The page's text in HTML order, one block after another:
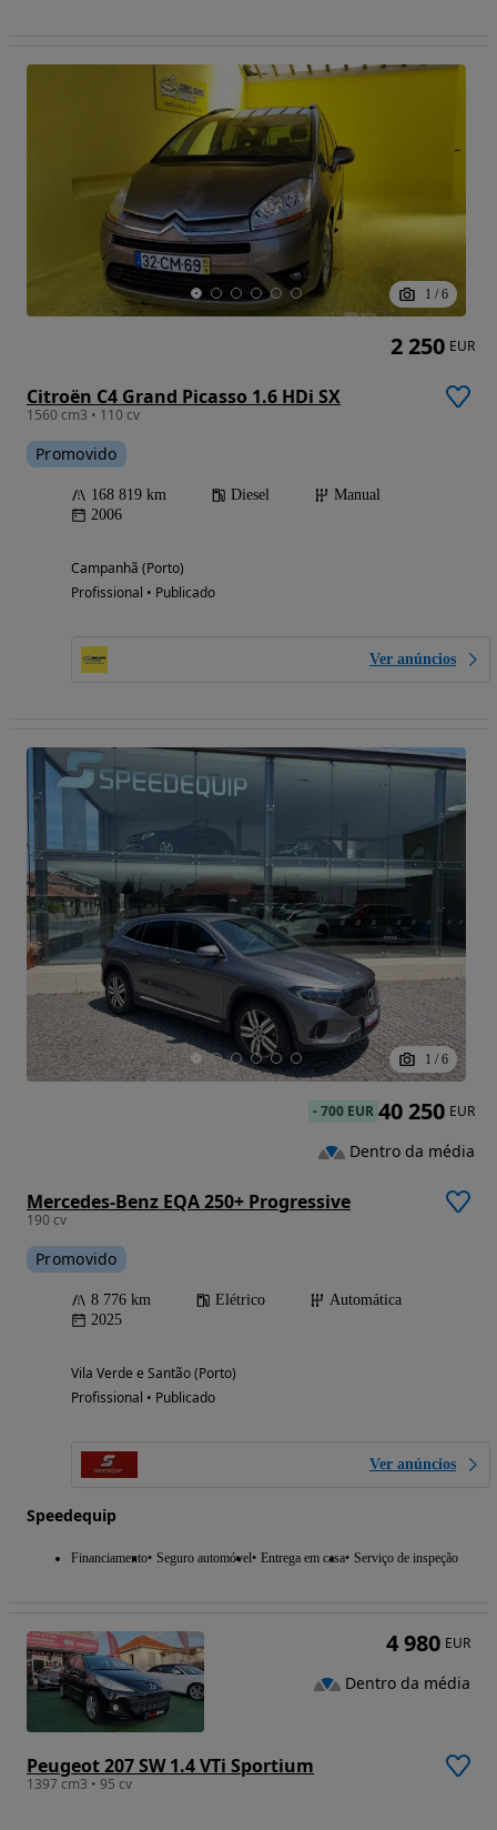
1 / 6
Citroën C4 Grand Picasso 1.6 HDi SX
1560 cm3 • 110 cv
Promovido
168 819 km Diesel
Manual
2006
Campanhã (Porto)
Profissional • Publicado
Ver anúncios
2 250 EUR
1 / 6
Mercedes-Benz EQA 250+ Progressive
190 cv
Promovido
8 776 km Elétrico
Automática
2025
Vila Verde e Santão (Porto)
Profissional • Publicado
Ver anúncios
Speedequip
Financiamento Seguro automóvel Entrega em casa Serviço de inspeção
-700 EUR 40 250 EUR
Dentro da média
Peugeot 207 SW 1.4 VTi Sportium
1397 cm3 • 95 cv
4 980 EUR
Dentro da média